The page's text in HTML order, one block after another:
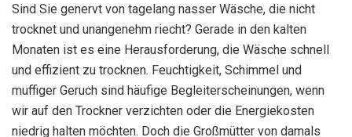
Sind Sie genervt von tagelang nasser Wäsche, die nicht
trocknet und unangenehm riecht? Gerade in den kalten
Monaten ist es eine Herausforderung, die Wäsche schnell
und effizient zu trocknen. Feuchtigkeit, Schimmel und
muffiger Geruch sind häufige Begleiterscheinungen, wenn
wir auf den Trockner verzichten oder die Energiekosten
niedrig halten möchten. Doch die Großmütter von damals